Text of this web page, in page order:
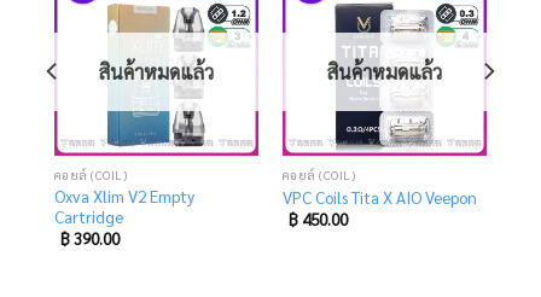
Add
to
wishlist
สินค้าหมดแล้ว
คอยล์ (COIL)
Oxva Xlim V2 Empty
Cartridge
฿390.00
Add
to
wishlist
สินค้าหมดแล้ว
คอยล์ (COIL)
VPC Coils Tita X AIO Veepon
฿450.00